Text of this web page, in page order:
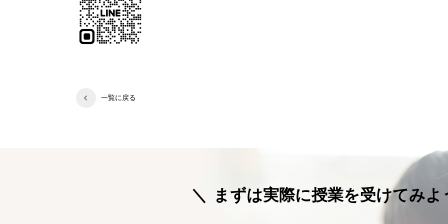
一覧に戻る
まずは実際に授業を受けてみよ